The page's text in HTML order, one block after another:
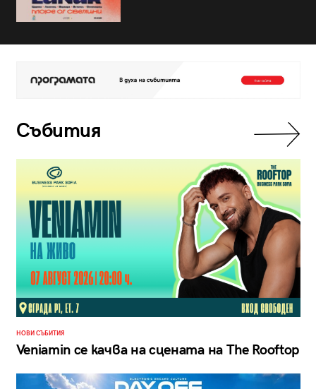
Събития
НОВИ СЪБИТИЯ
Veniamin се качва на сцената на The Rooftop